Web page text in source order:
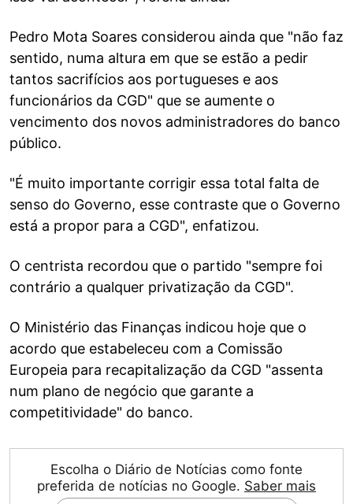
Pedro Mota Soares considerou ainda que "não faz
sentido, numa altura em que se estão a pedir
tantos sacrifícios aos portugueses e aos
funcionários da CGD" que se aumente o
vencimento dos novos administradores do banco
público.
"É muito importante corrigir essa total falta de
senso do Governo, esse contraste que o Governo
está a propor para a CGD", enfatizou.
O centrista recordou que o partido "sempre foi
contrário a qualquer privatização da CGD".
O Ministério das Finanças indicou hoje que o
acordo que estabeleceu com a Comissão
Europeia para recapitalização da CGD "assenta
num plano de negócio que garante a
competitividade" do banco.
Escolha o Diário de Notícias como fonte
preferida de notícias no Google. Saber mais